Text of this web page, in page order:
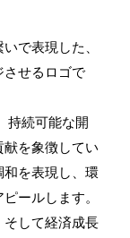
で表現した、
せるロゴで
持続可能な開
を象徴してい
和を表現し、環
ールします。
して経済成長